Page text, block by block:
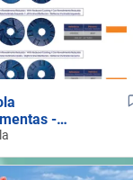
-
do Corte de